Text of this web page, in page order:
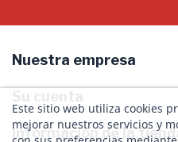
Nuestra empresa
Información de la
Este sitio web utiliza cookies
mejorar nuestros servicios y